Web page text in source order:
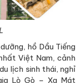
hồ Dầu Tiếng
Việt Nam, cảnh
lịch sinh thái, nghỉ
Lò Gò – Xa Mát